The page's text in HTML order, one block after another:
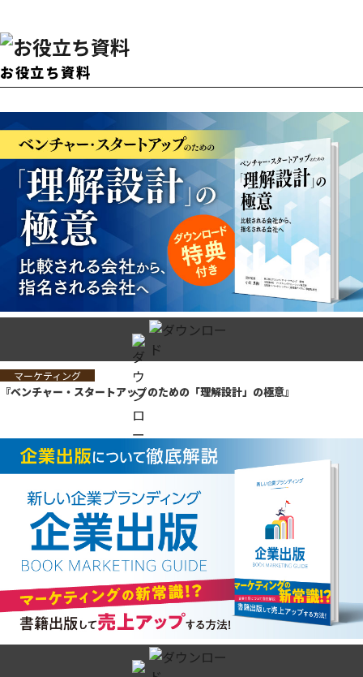
お役立ち資料
マーケティング
『ベンチャー・スタートアップのための「理解設計」の極意』